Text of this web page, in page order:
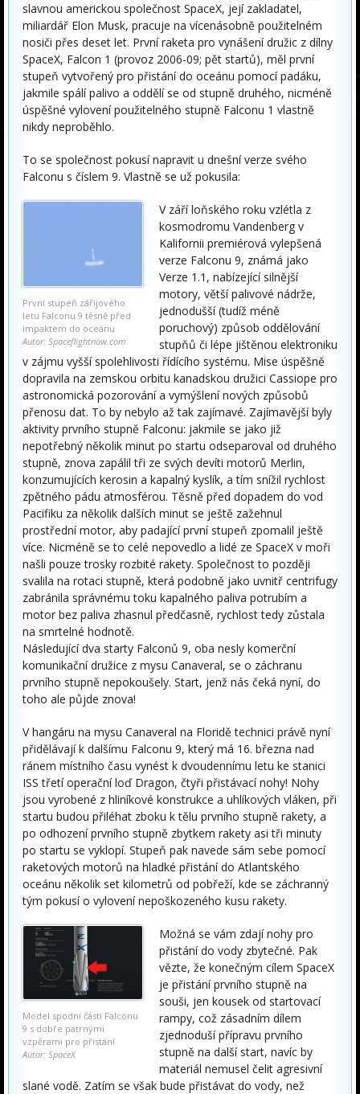
slavnou americkou společnost SpaceX, její zakladatel,
miliardář Elon Musk, pracuje na vícenásobně použitelném
nosiči přes deset let. První raketa pro vynášení družic z dílny
SpaceX, Falcon 1 (provoz 2006-09; pět startů), měl první
stupeň vytvořený pro přistání do oceánu pomocí padáku,
jakmile spálí palivo a oddělí se od stupně druhého, nicméně
úspěšné vylovení použitelného stupně Falconu 1 vlastně
nikdy neproběhlo.
To se společnost pokusí napravit u dnešní verze svého
Falconu s číslem 9. Vlastně se už pokusila:
První stupeň zářijového
letu Falconu 9 těsně před
impaktem do oceánu
Autor: Spaceflightnow.com
V září loňského roku vzlétla z
kosmodromu Vandenberg v
Kalifornii premiérová vylepšená
verze Falconu 9, známá jako
Verze 1.1, nabízející silnější
motory, větší palivové nádrže,
jednodušší (tudíž méně
poruchový) způsob oddělování
stupňů či lépe jištěnou elektroniku
v zájmu vyšší spolehlivosti řídícího systému. Mise úspěšně
dopravila na zemskou orbitu kanadskou družici Cassiope pro
astronomická pozorování a vymýšlení nových způsobů
přenosu dat. To by nebylo až tak zajímavé. Zajímavější byly
aktivity prvního stupně Falconu: jakmile se jako již
nepotřebný několik minut po startu odseparoval od druhého
stupně, znova zapálil tři ze svých devíti motorů Merlin,
konzumujících kerosin a kapalný kyslík, a tím snížil rychlost
zpětného pádu atmosférou. Těsně před dopadem do vod
Pacifiku za několik dalších minut se ještě zažehnul
prostřední motor, aby padající první stupeň zpomalil ještě
více. Nicméně se to celé nepovedlo a lidé ze SpaceX v moři
našli pouze trosky rozbité rakety. Společnost to později
svalila na rotaci stupně, která podobně jako uvnitř centrifugy
zabránila správnému toku kapalného paliva potrubím a
motor bez paliva zhasnul předčasně, rychlost tedy zůstala
na smrtelné hodnotě.
Následující dva starty Falconů 9, oba nesly komerční
komunikační družice z mysu Canaveral, se o záchranu
prvního stupně nepokoušely. Start, jenž nás čeká nyní, do
toho ale půjde znova!
V hangáru na mysu Canaveral na Floridě technici právě nyní
přidělávají k dalšímu Falconu 9, který má 16. března nad
ránem místního času vynést k dvoudennímu letu ke stanici
ISS třetí operační loď Dragon, čtyři přistávací nohy! Nohy
jsou vyrobené z hliníkové konstrukce a uhlíkových vláken, při
startu budou přiléhat zboku k tělu prvního stupně rakety, a
po odhození prvního stupně zbytkem rakety asi tři minuty
po startu se vyklopí. Stupeň pak navede sám sebe pomocí
raketových motorů na hladké přistání do Atlantského
oceánu několik set kilometrů od pobřeží, kde se záchranný
tým pokusí o vylovení nepoškozeného kusu rakety.
Model spodní části Falconu
9 s dobře patrnými
vzpěrami pro přistání
Autor: SpaceX
Možná se vám zdají nohy pro
přistání do vody zbytečné. Pak
vězte, že konečným cílem SpaceX
je přistání prvního stupně na
souši, jen kousek od startovací
rampy, což zásadním dílem
zjednoduší přípravu prvního
stupně na další start, navíc by
materiál nemusel čelit agresivní
slané vodě. Zatím se však bude přistávat do vody, než